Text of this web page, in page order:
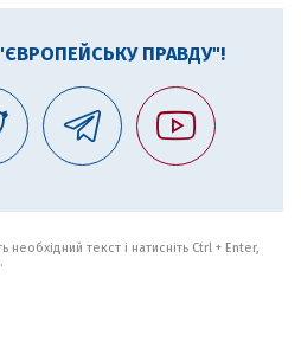
ПРАВДУ"!
необхідний текст і натисніть Ctrl + Enter,